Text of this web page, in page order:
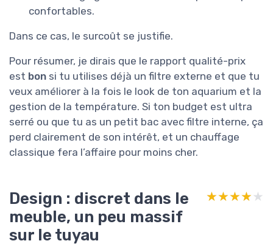
confortables.
Dans ce cas, le surcoût se justifie.
Pour résumer, je dirais que le rapport qualité-prix
est bon si tu utilises déjà un filtre externe et que tu
veux améliorer à la fois le look de ton aquarium et la
gestion de la température. Si ton budget est ultra
serré ou que tu as un petit bac avec filtre interne, ça
perd clairement de son intérêt, et un chauffage
classique fera l’affaire pour moins cher.
Design : discret dans le
meuble, un peu massif
sur le tuyau
★★★★★
★★★★★